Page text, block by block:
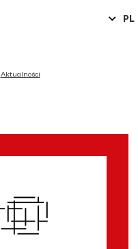
PL
Aktualności